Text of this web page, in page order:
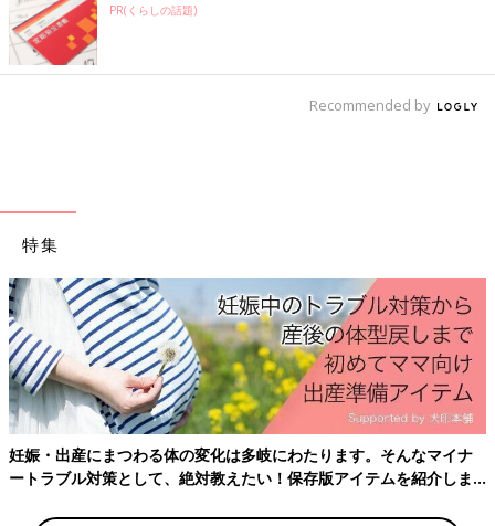
こちらはmenacon.wdさんが紹介している、「moimoi（モイモ
イ）」のワンピース。グリーンのギンガムチェックとパープルの
フリル、えりに重ねられたレースなど、とにかくキュートで春に
ぴったりのアイテムです♪ 背中側にはスナップボタンがついてい
るため、着脱しやすいのもGOOD！1枚での着用はもちろん、ト
ップスを重ねて、えりをチラ見せしても◎
コーデの幅が広がる！春っぽさ満開の花柄サロペッ
ト
PR(くらしの話題)
Recommended by
特集
す。そんなマイナ
イテムを紹介しま
産後はお世話で大忙し、出産前にそろえてお
ておきたいことをわかりやすく紹介！